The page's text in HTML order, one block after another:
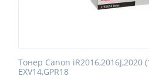
Tонер Canon iR2016,2016J,2020
EXV14,GPR18